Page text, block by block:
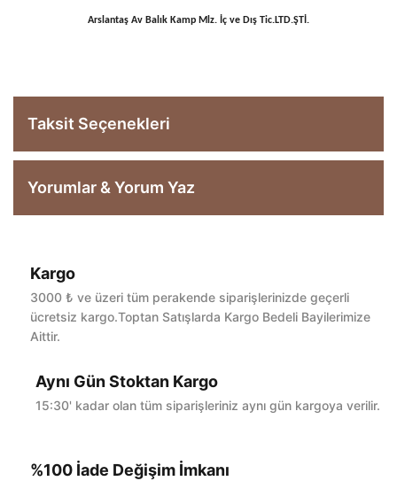
Arslantaş Av Balık Kamp Mlz. İç ve Dış Tic.LTD.ŞTİ.
Taksit Seçenekleri
Yorumlar & Yorum Yaz
Bu ürüne ilk yorumu siz yapın!
Kargo
3000 ₺ ve üzeri tüm perakende siparişlerinizde geçerli
ücretsiz kargo.Toptan Satışlarda Kargo Bedeli Bayilerimize
Aittir.
Aynı Gün Stoktan Kargo
15:30' kadar olan tüm siparişleriniz aynı gün kargoya verilir.
%100 İade Değişim İmkanı